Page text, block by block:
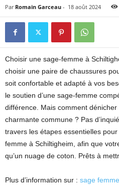
Par Romain Garceau - 18 août 2024
Choisir une sage-femme à
choisir une paire de chaussures
soit confortable et adapté à vos
le soutien d’une sage-femme
différence. Mais comment
charmante commune ? Pas
travers les étapes essentielles
femme à Schiltigheim, afin que
qu’un nuage de coton. Prêts à
Plus d’information sur : sage